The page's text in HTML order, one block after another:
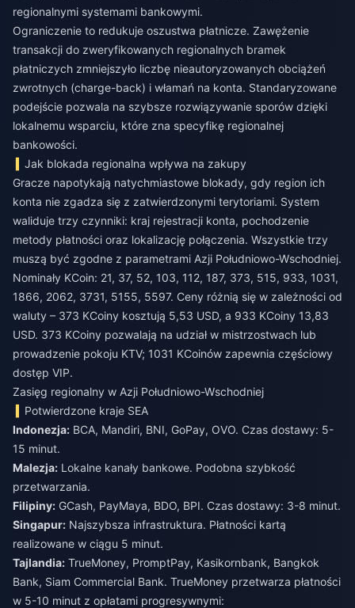
regionalnymi systemami bankowymi.
Ograniczenie to redukuje oszustwa płatnicze. Zawężenie
transakcji do zweryfikowanych regionalnych bramek
płatniczych zmniejszyło liczbę nieautoryzowanych obciążeń
zwrotnych (charge-back) i włamań na konta. Standaryzowane
podejście pozwala na szybsze rozwiązywanie sporów dzięki
lokalnemu wsparciu, które zna specyfikę regionalnej
bankowości.
Jak blokada regionalna wpływa na zakupy
Gracze napotykają natychmiastowe blokady, gdy region ich
konta nie zgadza się z zatwierdzonymi terytoriami. System
waliduje trzy czynniki: kraj rejestracji konta, pochodzenie
metody płatności oraz lokalizację połączenia. Wszystkie trzy
muszą być zgodne z parametrami Azji Południowo-Wschodniej.
Nominały KCoin: 21, 37, 52, 103, 112, 187, 373, 515, 933, 1031,
1866, 2062, 3731, 5155, 5597. Ceny różnią się w zależności od
waluty – 373 KCoiny kosztują 5,53 USD, a 933 KCoiny 13,83
USD. 373 KCoiny pozwalają na udział w mistrzostwach lub
prowadzenie pokoju KTV; 1031 KCoinów zapewnia częściowy
dostęp VIP.
Zasięg regionalny w Azji Południowo-Wschodniej
Potwierdzone kraje SEA
Indonezja: BCA, Mandiri, BNI, GoPay, OVO. Czas dostawy: 5-
15 minut.
Malezja: Lokalne kanały bankowe. Podobna szybkość
przetwarzania.
Filipiny: GCash, PayMaya, BDO, BPI. Czas dostawy: 3-8 minut.
Singapur: Najszybsza infrastruktura. Płatności kartą
realizowane w ciągu 5 minut.
Tajlandia: TrueMoney, PromptPay, Kasikornbank, Bangkok
Bank, Siam Commercial Bank. TrueMoney przetwarza płatności
w 5-10 minut z opłatami progresywnymi: